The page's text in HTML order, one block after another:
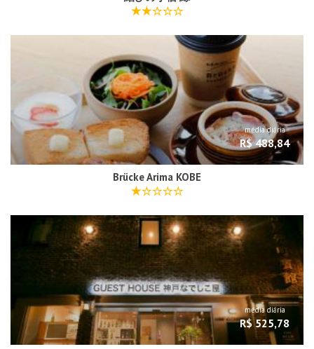
média diária
R$ 488,84
Brücke Arima KOBE
média diária
R$ 525,78